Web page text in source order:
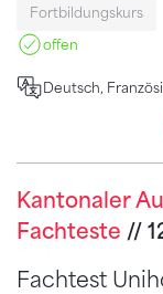
Fortbildungskurs
offen
Deutsch,
Kantonaler
Fachteste //
Fachtest